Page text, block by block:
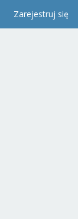
Zarejestruj się